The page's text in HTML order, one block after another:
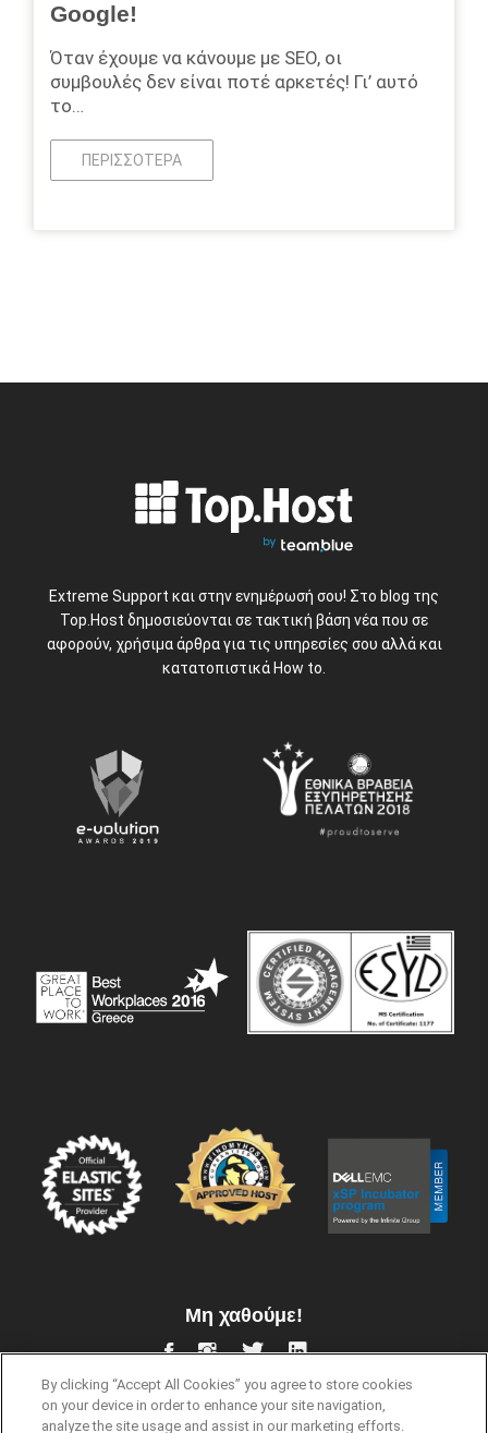
Google!
Όταν έχουμε να κάνουμε με SEO, οι
συμβουλές δεν είναι ποτέ αρκετές! Γι’ αυτό
το…
ΠΕΡΙΣΣΌΤΕΡΑ
Extreme Support και στην ενημέρωσή σου! Στο blog της
Top.Host δημοσιεύονται σε τακτική βάση νέα που σε
αφορούν, χρήσιμα άρθρα για τις υπηρεσίες σου αλλά και
κατατοπιστικά How to.
Μη χαθούμε!
By clicking “Accept All Cookies” you agree to store cookies
on your device in order to enhance your site navigation,
analyze the site usage and assist in our marketing efforts.